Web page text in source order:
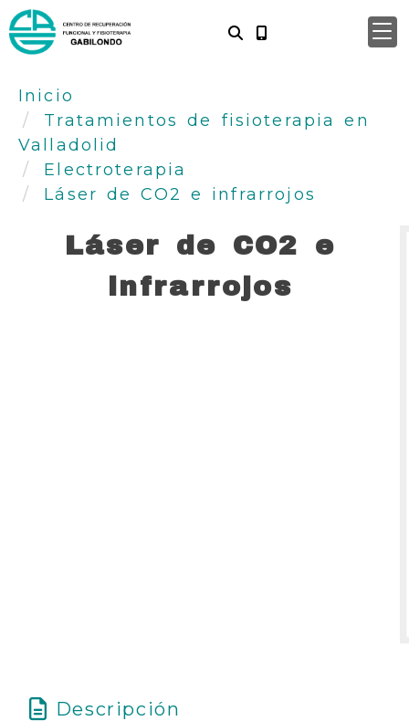
Inicio
Tratamientos de fisioterapia en
Valladolid
Electroterapia
Láser de CO2 e infrarrojos
Láser de CO2 e
infrarrojos
Descripción